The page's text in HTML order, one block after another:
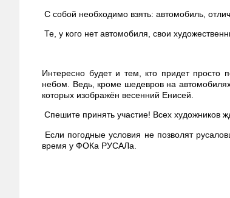
С собой необходимо взять: автомобиль,
Те, у кого нет автомобиля, свои
Интересно будет и тем, кто придет просто
небом. Ведь, кроме шедевров на
которых изображён весенний Енисей.
Спешите принять участие! Всех художников
Если погодные условия не позволят
время у ФОКа РУСАЛа.